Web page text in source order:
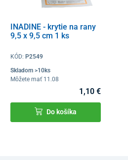
INADINE - krytie na rany
9,5 x 9,5 cm 1 ks
KÓD: P2549
Skladom >10ks
Môžete mať 11.08
1,10 €
Do košíka